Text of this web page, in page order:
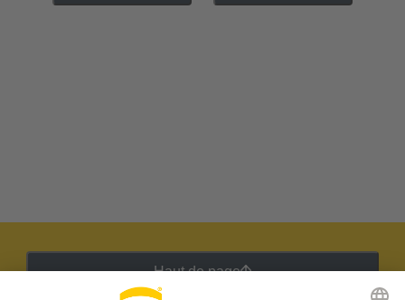
Haut de page